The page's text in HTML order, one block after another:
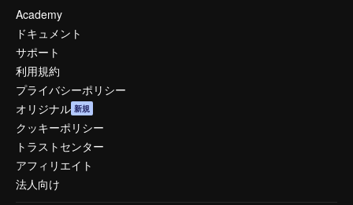
Academy
ドキュメント
サポート
利用規約
プライバシーポリシー
オリジナル 新規
クッキーポリシー
トラストセンター
アフィリエイト
法人向け